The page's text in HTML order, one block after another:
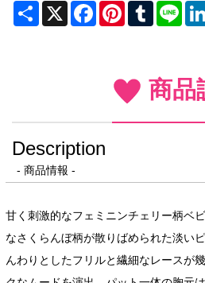
Share X FacebookPinterestTumblrLine
商品
Description
- 商品情報 -
甘く刺激的なフェミニンチェリー柄ベ
なさくらんぼ柄が散りばめられた淡い
んわりとしたフリルと繊細なレースが